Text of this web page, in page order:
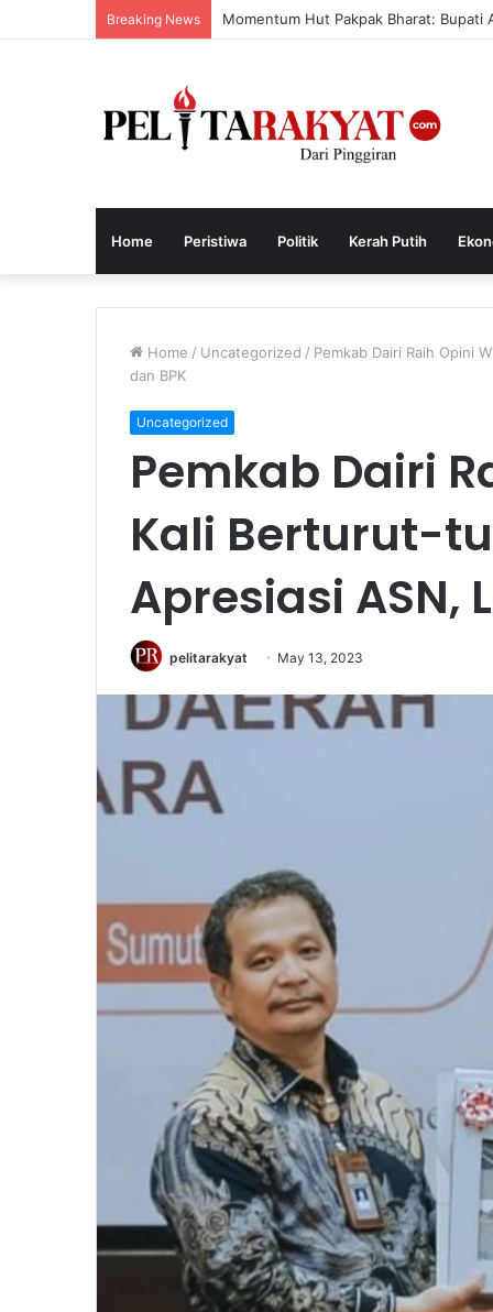
Breaking News Momentum Hut Pakpak Bharat: Bupati
Home Peristiwa Politik Kerah Putih
Home / Uncategorized / Pemkab Dairi Raih Opini
dan BPK
Uncategorized
Pemkab Dairi
Kali Berturut-
Apresiasi ASN,
pelitarakyat May 13, 2023